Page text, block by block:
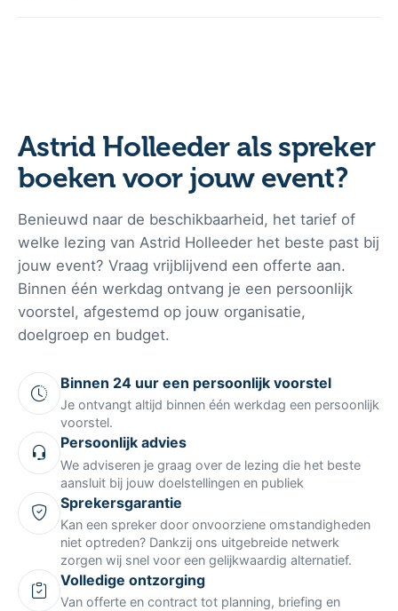
prijsindicatie en informatie over de actuele beschikbaarheid
kan er direct een vrijblijvende offerte worden aangevraagd.
Astrid Holleeder als spreker
boeken voor jouw event?
Benieuwd naar de beschikbaarheid, het tarief of
welke lezing van Astrid Holleeder het beste past bij
jouw event? Vraag vrijblijvend een offerte aan.
Binnen één werkdag ontvang je een persoonlijk
voorstel, afgestemd op jouw organisatie,
doelgroep en budget.
Binnen 24 uur een persoonlijk voorstel
Je ontvangt altijd binnen één werkdag een persoonlijk
voorstel.
Persoonlijk advies
We adviseren je graag over de lezing die het beste
aansluit bij jouw doelstellingen en publiek
Sprekersgarantie
Kan een spreker door onvoorziene omstandigheden
niet optreden? Dankzij ons uitgebreide netwerk
zorgen wij snel voor een gelijkwaardig alternatief.
Volledige ontzorging
Van offerte en contract tot planning, briefing en